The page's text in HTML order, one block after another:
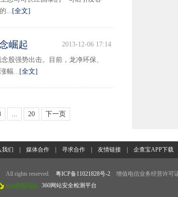
... [全文]
崛起 2013-12-06 17:14
股强势出击。目前，龙净环保、
幅...[全文]
... 20 下一页
我们 媒体合作| 寻求合作| 友情链接| 企查宝APP下载
All rights reserved. 粤ICP备11021828号-2增值电信业务经营许可
360网站安全检测平台